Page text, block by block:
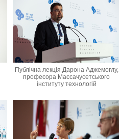
Публічна лекція Дарона Аджемоглу,
професора Массачусетського
інституту технологій